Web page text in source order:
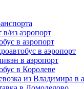
в/из аэропорт
в аэропорт
в аэропорт
в аэропорт
в Королеве
из Владимира в